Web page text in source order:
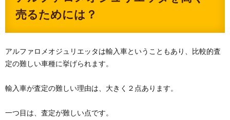
売るためには？
アルファロメオジュリエッタは輸入車ということもあり、比較的査
定の難しい車種に挙げられます。
輸入車が査定の難しい理由は、大きく２点あります。
一つ目は、査定が難しい点です。